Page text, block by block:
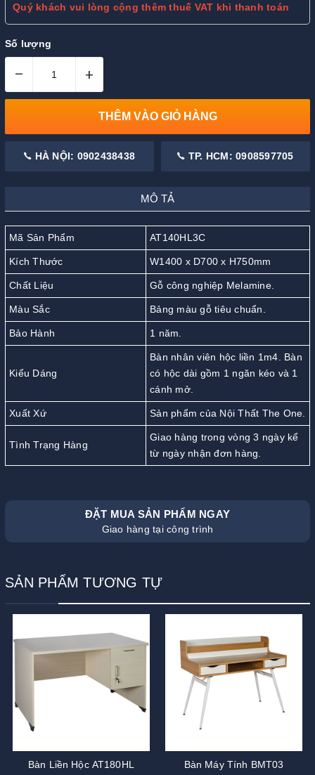
Quý khách vui lòng cộng thêm thuế VAT khi thanh toán
Số lượng
– +
THÊM VÀO GIỎ HÀNG
HÀ NỘI: 0902438438 TP. HCM: 0908597705
MÔ TẢ
Mã Sản Phẩm AT140HL3C
Kích Thước W1400 x D700 x H750mm
Chất Liệu Gỗ công nghiệp Melamine.
Màu Sắc Bảng màu gỗ tiêu chuẩn.
Bảo Hành 1 năm.
Kiểu Dáng
Bàn nhân viên hộc liền 1m4. Bàn
có hộc dài gồm 1 ngăn kéo và 1
cánh mở.
Xuất Xứ Sản phẩm của Nội Thất The One.
Tình Trạng Hàng
Giao hàng trong vòng 3 ngày kể
từ ngày nhận đơn hàng.
ĐẶT MUA SẢN PHẨM NGAY
Giao hàng tại công trình
SẢN PHẨM TƯƠNG TỰ
Bàn Liền Hộc AT180HL Bàn Máy Tính BMT03